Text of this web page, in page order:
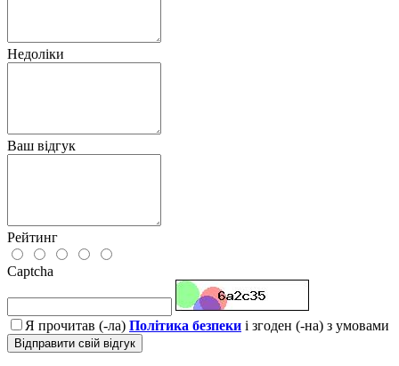
Недоліки
Ваш відгук
Рейтинг
Captcha
Я прочитав (-ла) Політика безпеки і згоден (-на) з умовами
Відправити свій відгук